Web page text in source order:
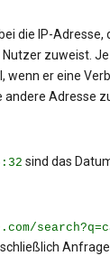
die IP-Adresse,
zuweist.
wenn er eine
andere Adresse
sind das